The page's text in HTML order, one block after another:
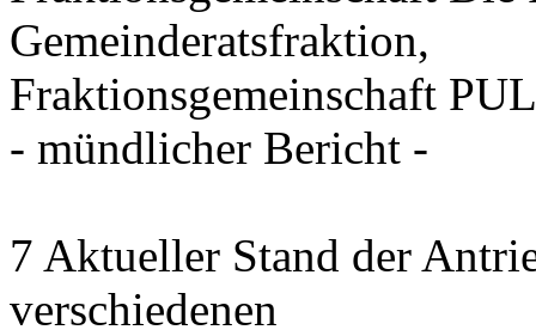
Gemeinderatsfraktion,
Fraktionsgemeinschaft
- mündlicher Bericht -
7 Aktueller Stand der
verschiedenen